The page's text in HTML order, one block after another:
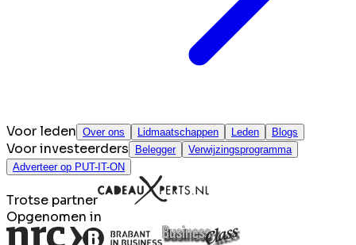
Voor leden Over ons Lidmaatschappen Leden Blogs
Voor investeerders Belegger
Verwijzingsprogramma
Adverteer op PUT-IT-ON
Trotse partner
Opgenomen in